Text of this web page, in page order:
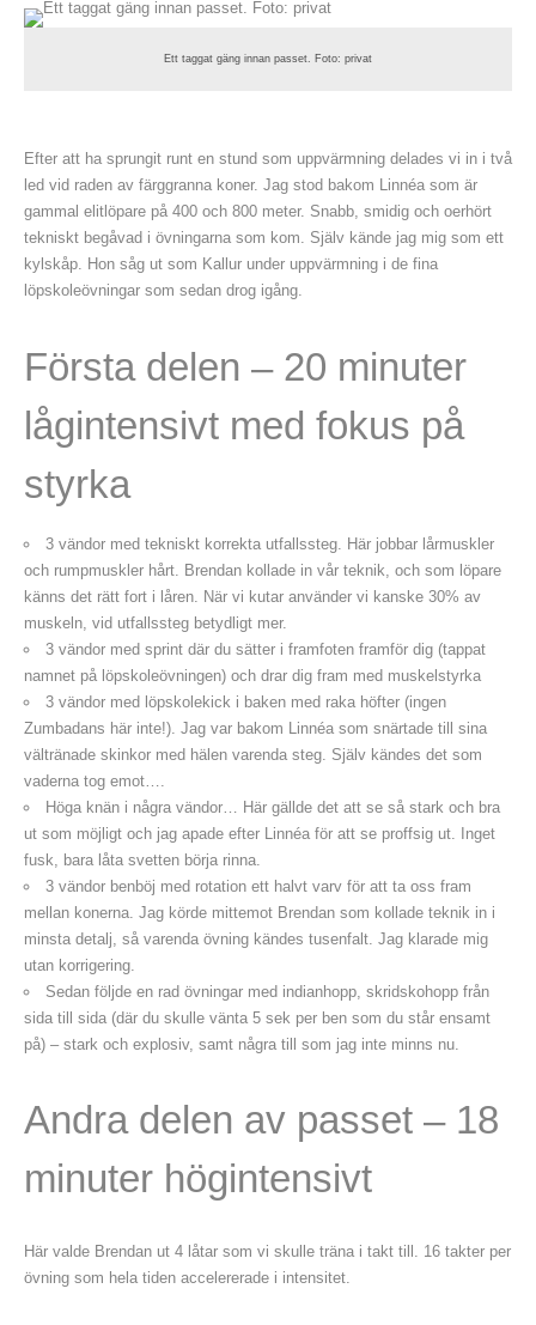
Ett taggat gäng innan passet. Foto: privat
Efter att ha sprungit runt en stund som uppvärmning delades vi in i två
led vid raden av färggranna koner. Jag stod bakom Linnéa som är
gammal elitlöpare på 400 och 800 meter. Snabb, smidig och oerhört
tekniskt begåvad i övningarna som kom. Själv kände jag mig som ett
kylskåp. Hon såg ut som Kallur under uppvärmning i de fina
löpskoleövningar som sedan drog igång.
Första delen – 20 minuter
lågintensivt med fokus på
styrka
3 vändor med tekniskt korrekta utfallssteg. Här jobbar lårmuskler
och rumpmuskler hårt. Brendan kollade in vår teknik, och som löpare
känns det rätt fort i låren. När vi kutar använder vi kanske 30% av
muskeln, vid utfallssteg betydligt mer.
3 vändor med sprint där du sätter i framfoten framför dig (tappat
namnet på löpskoleövningen) och drar dig fram med muskelstyrka
3 vändor med löpskolekick i baken med raka höfter (ingen
Zumbadans här inte!). Jag var bakom Linnéa som snärtade till sina
vältränade skinkor med hälen varenda steg. Själv kändes det som
vaderna tog emot….
Höga knän i några vändor… Här gällde det att se så stark och bra
ut som möjligt och jag apade efter Linnéa för att se proffsig ut. Inget
fusk, bara låta svetten börja rinna.
3 vändor benböj med rotation ett halvt varv för att ta oss fram
mellan konerna. Jag körde mittemot Brendan som kollade teknik in i
minsta detalj, så varenda övning kändes tusenfalt. Jag klarade mig
utan korrigering.
Sedan följde en rad övningar med indianhopp, skridskohopp från
sida till sida (där du skulle vänta 5 sek per ben som du står ensamt
på) – stark och explosiv, samt några till som jag inte minns nu.
Andra delen av passet – 18
minuter högintensivt
Här valde Brendan ut 4 låtar som vi skulle träna i takt till. 16 takter per
övning som hela tiden accelererade i intensitet.